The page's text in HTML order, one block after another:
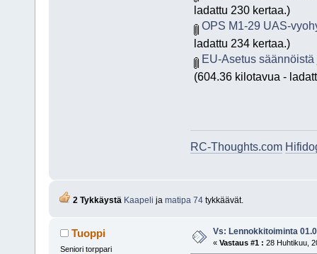
ladattu 230 kertaa.)
OPS M1-29 UAS-
ladattu 234 kertaa.)
EU-Asetus säännöistä
(604.36 kilotavua -
RC-Thoughts.com
2 Tykkäystä Kaapeli ja matipa 74tykkäävät.
Tuoppi
Seniori torppari
Vs: Lennokkitoiminta
« Vastaus #1 : 28 Huhtikuu,